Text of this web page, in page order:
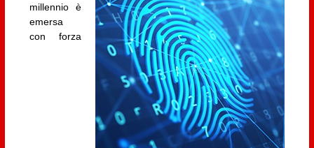
millennio è
emersa
con forza